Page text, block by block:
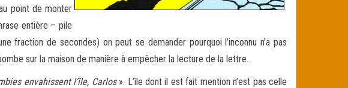
point de monter
entière – pile
fraction de secondes) on peut se demander pourquoi l’inconnu n’a pas
sur la maison de manière à empêcher la lecture de la lettre…
envahissent l’île, Carlos». L’île dont il est fait mention n’est pas celle